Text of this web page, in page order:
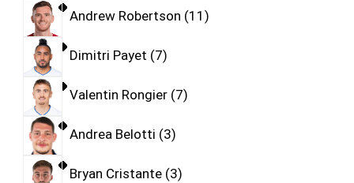
Andrew Robertson 11
Dimitri Payet 7
Valentin Rongier 7
Andrea Belotti 3
Bryan Cristante 3